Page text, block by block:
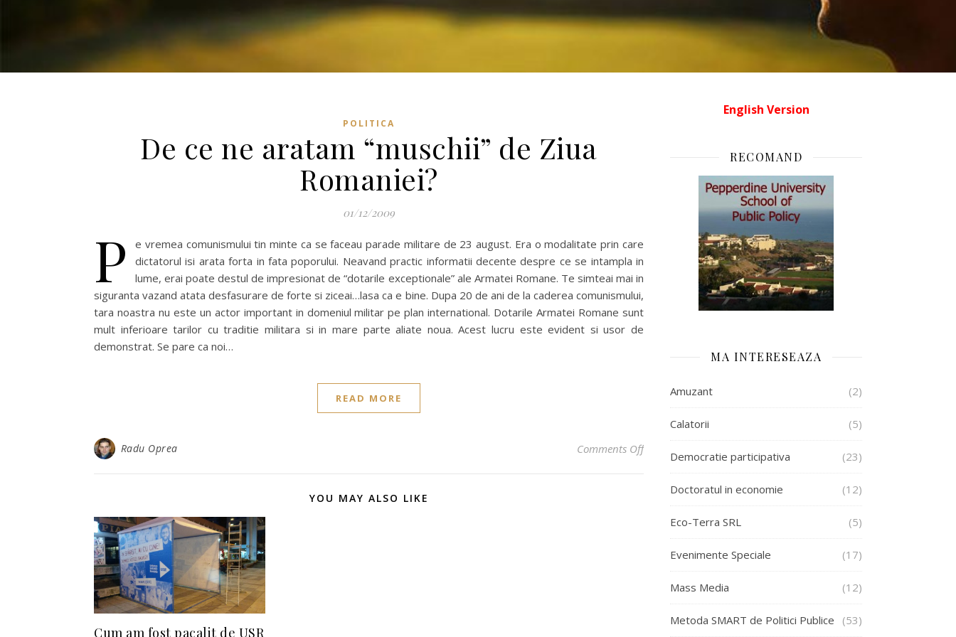
POLITICA
De ce ne aratam “muschii” de Ziua
Romaniei?
01/12/2009
P
e vremea comunismului tin minte ca se faceau parade militare de 23 august. Era o modalitate prin care
dictatorul isi arata forta in fata poporului. Neavand practic informatii decente despre ce se intampla in
lume, erai poate destul de impresionat de “dotarile exceptionale” ale Armatei Romane. Te simteai mai in
siguranta vazand atata desfasurare de forte si ziceai…lasa ca e bine. Dupa 20 de ani de la caderea comunismului,
tara noastra nu este un actor important in domeniul militar pe plan international. Dotarile Armatei Romane sunt
mult inferioare tarilor cu traditie militara si in mare parte aliate noua. Acest lucru este evident si usor de
demonstrat. Se pare ca noi…
READ MORE
Radu Oprea Comments Offon De ce ne aratam “muschii” de Ziua Romaniei?
YOU MAY ALSO LIKE
Cum am fost pacalit de USR
English Version
RECOMAND
MA INTERESEAZA
Amuzant (2)
Calatorii (5)
Democratie participativa (23)
Doctoratul in economie (12)
Eco-Terra SRL (5)
Evenimente Speciale (17)
Mass Media (12)
Metoda SMART de Politici Publice (53)